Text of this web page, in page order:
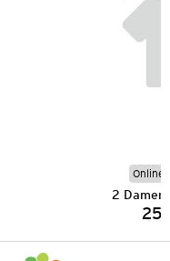
Online
2 Damen